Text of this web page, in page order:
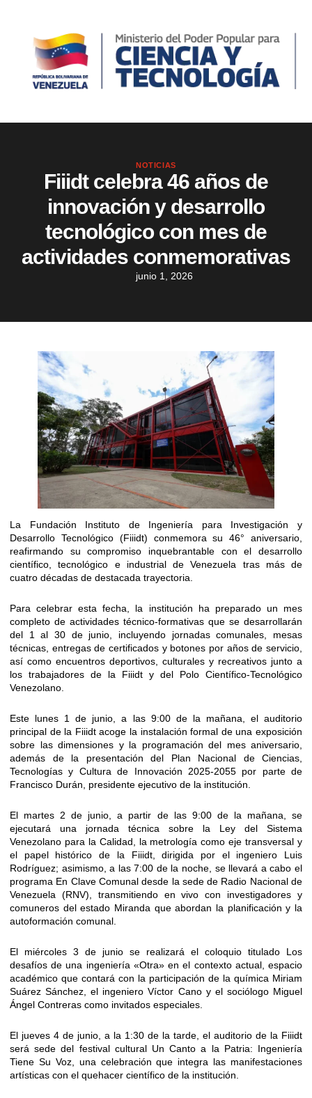
NOTICIAS
Fiiidt celebra 46 años de
innovación y desarrollo
tecnológico con mes de
actividades conmemorativas
junio 1, 2026
La Fundación Instituto de Ingeniería para Investigación y
Desarrollo Tecnológico (Fiiidt) conmemora su 46° aniversario,
reafirmando su compromiso inquebrantable con el desarrollo
científico, tecnológico e industrial de Venezuela tras más de
cuatro décadas de destacada trayectoria.
​Para celebrar esta fecha, la institución ha preparado un mes
completo de actividades técnico-formativas que se desarrollarán
del 1 al 30 de junio, incluyendo jornadas comunales, mesas
técnicas, entregas de certificados y botones por años de servicio,
así como encuentros deportivos, culturales y recreativos junto a
los trabajadores de la Fiiidt y del Polo Científico-Tecnológico
Venezolano.
​Este lunes 1 de junio, a las 9:00 de la mañana, el auditorio
principal de la Fiiidt acoge la instalación formal de una exposición
sobre las dimensiones y la programación del mes aniversario,
además de la presentación del Plan Nacional de Ciencias,
Tecnologías y Cultura de Innovación 2025-2055 por parte de
Francisco Durán, presidente ejecutivo de la institución.
​El martes 2 de junio, a partir de las 9:00 de la mañana, se
ejecutará una jornada técnica sobre la Ley del Sistema
Venezolano para la Calidad, la metrología como eje transversal y
el papel histórico de la Fiiidt, dirigida por el ingeniero Luis
Rodríguez; asimismo, a las 7:00 de la noche, se llevará a cabo el
programa En Clave Comunal desde la sede de Radio Nacional de
Venezuela (RNV), transmitiendo en vivo con investigadores y
comuneros del estado Miranda que abordan la planificación y la
autoformación comunal.
​El miércoles 3 de junio se realizará el coloquio titulado Los
desafíos de una ingeniería «Otra» en el contexto actual, espacio
académico que contará con la participación de la química Miriam
Suárez Sánchez, el ingeniero Víctor Cano y el sociólogo Miguel
Ángel Contreras como invitados especiales.
​El jueves 4 de junio, a la 1:30 de la tarde, el auditorio de la Fiiidt
será sede del festival cultural Un Canto a la Patria: Ingeniería
Tiene Su Voz, una celebración que integra las manifestaciones
artísticas con el quehacer científico de la institución.